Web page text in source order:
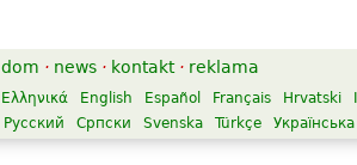
dom · news · kontakt · reklama
Ελληνικά English Español Français Hrvatski
Русский Српски Svenska Türkçe Українська